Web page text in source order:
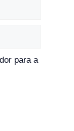
para a